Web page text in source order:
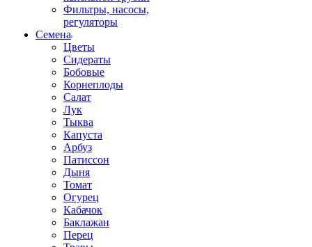
Фильтры, насосы,
регуляторы
Семена
Цветы
Сидераты
Бобовые
Корнеплоды
Салат
Лук
Тыква
Капуста
Арбуз
Патиссон
Дыня
Томат
Огурец
Кабачок
Баклажан
Перец